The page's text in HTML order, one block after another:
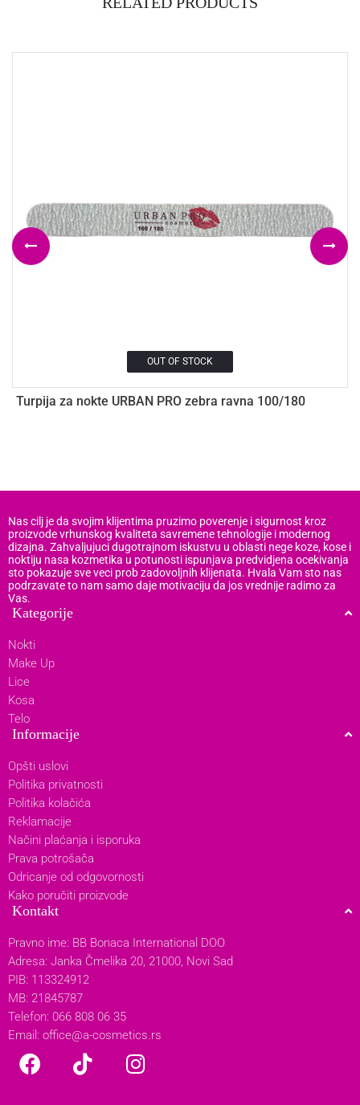
OUT OF STOCK
Turpija za nokte URBAN PRO zebra ravna 100/180
Nas cilj je da svojim klijentima pruzimo poverenje i sigurnost kroz
proizvode vrhunskog kvaliteta savremene tehnologije i modernog
dizajna. Zahvaljujuci dugotrajnom iskustvu u oblasti nege koze, kose i
noktiju nasa kozmetika u potunosti ispunjava predvidjena ocekivanja
sto pokazuje sve veci prob zadovoljnih klijenata. Hvala Vam sto nas
podrzavate to nam samo daje motivaciju da jos vrednije radimo za
Vas.
Kategorije
Nokti
Make Up
Lice
Kosa
Telo
Informacije
Opšti uslovi
Politika privatnosti
Politika kolačića
Reklamacije
Načini plaćanja i isporuka
Prava potrošača
Odricanje od odgovornosti
Kako poručiti proizvode
Kontakt
Pravno ime: BB Bonaca International DOO
Adresa: Janka Čmelika 20, 21000, Novi Sad
PIB: 113324912
MB: 21845787
Telefon: 066 808 06 35
Email: office@a-cosmetics.rs